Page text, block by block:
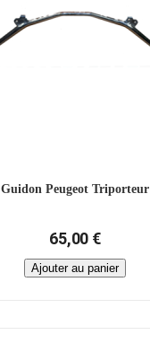
Guidon Peugeot Triporteur
65,00 €
Ajouter au panier